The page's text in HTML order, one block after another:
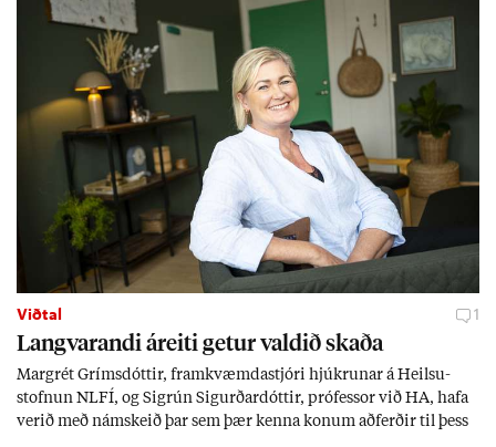
Viðtal 1
Langvar­andi áreiti get­ur vald­ið skaða
Mar­grét Gríms­dótt­ir, fram­kvæmda­stjóri hjúkr­un­ar á Heilsu­
stofn­un NLFÍ, og Sigrún Sig­urð­ar­dótt­ir, pró­fess­or við HA, hafa
ver­ið með nám­skeið þar sem þær kenna kon­um að­ferð­ir til þess